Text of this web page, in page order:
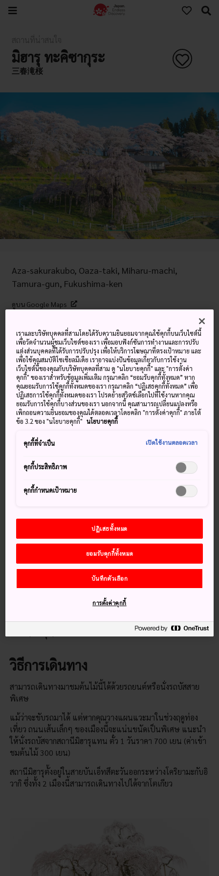
มิฮารุ ทะคิซากุระ
三春滝桜
Aza-sakurakubo, Oaza-taki, Miharu-machi,
Tamura-gun, Fukushima-ken
ดูบน Google Maps
คำสำคัญ แผนที่
ต้นซากุระน้ำตกแห่งฟุคุชิมะอายุกว่า
10 ศตวรรษ
เกษตรทั่วไปซึ่งมีประชากรราว 17,000 คน อย่างไรก็ดี เมื่อฤดู
เพื่อชมความงามของมิฮารุ ทะคิซากุระ
คำว่าทะคิซากุระแปลตามตัวอักษรได้ว่า “ดอกซากุระน้ำตก”
เป็นต้นซากุระที่ผลิดอกย้อยลงมาอย่างงามสง่าคล้ายน้ำตก ให้
คุณจะได้เห็นในประเทศญี่ปุ่น
เกร็ดน่าสนใจ
ทะคิซากุระคือต้นซากุระสายพันธุ์หนึ่งที่รู้จักกันในชื่อ Pendula
ประจำชาติในปี ค.ศ. 1922
สูง 13.5 เมตร (44 ฟุต) แผ่สาขาไปในทุกทิศทางประมาณ 25
วิธีการเดินทาง
สามารถเดินทางมาชมต้นไม้นี้ได้ด้วยรถยนต์หรือนั่งรถบัสสาย
พิเศษ
แม้ว่าจะขับรถมาได้ แต่หากคุณวางแผนแวะมาในช่วงฤดูท่อง
เที่ยว ถนนเส้นเล็กๆ ของเมืองนี้จะแน่นขนัดเป็นพิเศษ แนะนำ
ให้นั่งรถบัสจากสถานีมิฮารุแทน ตั๋ว 1 วันราคา 700 เยน (ค่าเข้า
ชมต้นไม้ 300 เยน)
สถานีมิฮารุตั้งอยู่ในสายบันเอ็ทสึตะวันออกระหว่างโคริยามะกับอิ
วากิ ซึ่งทั้ง 2 เมืองนี้สามารถเดินทางไปได้จากโตเกียว
เราและบริษัทบุคคลที่สามโดยได้รับความยินยอมจากคุณใช้คุกกี้บนเว็บไซต์นี้
เพื่อวัดจำนวนผู้ชมเว็บไซต์ของเรา เพื่อมอบฟังก์ชันการทำงานและการปรับ
แต่งส่วนบุคคลที่ได้รับการปรับปรุง เพื่อให้บริการโฆษณาที่ตรงเป้าหมาย และ
เพื่อใช้คุณสมบัติโซเชียลมีเดีย เราอาจแบ่งปันข้อมูลเกี่ยวกับการใช้งาน
เว็บไซต์นี้ของคุณกับบริษัทบุคคลที่สาม ดู "นโยบายคุกกี้" และ "การตั้งค่า
คุกกี้" ของเราสำหรับข้อมูลเพิ่มเติม กรุณาคลิก “ยอมรับคุกกี้ทั้งหมด” หาก
คุณยอมรับการใช้คุกกี้ทั้งหมดของเรา กรุณาคลิก “ปฏิเสธคุกกี้ทั้งหมด” เพื่อ
ปฏิเสธการใช้คุกกี้ทั้งหมดของเรา โปรดย้ายสวิตช์เลือกไปที่ใช้งานหากคุณ
ยอมรับการใช้คุกกี้บางส่วนของเรา นอกจากนี้ คุณสามารถเปลี่ยนแปลงหรือ
เพิกถอนความยินยอมของคุณได้ตลอดเวลาโดยคลิก "การตั้งค่าคุกกี้" ภายใต้
ข้อ 3.2 ของ "นโยบายคุกกี้" นโยบายคุกกี้
คุกกี้ที่จำเป็น เปิดใช้งานตลอดเวลา
คุกกี้ประสิทธิภาพ
คุกกี้กำหนดเป้าหมาย
ปฏิเสธทั้งหมด
ยอมรับคุกกี้ทั้งหมด
บันทึกตัวเลือก
การตั้งค่าคุกกี้